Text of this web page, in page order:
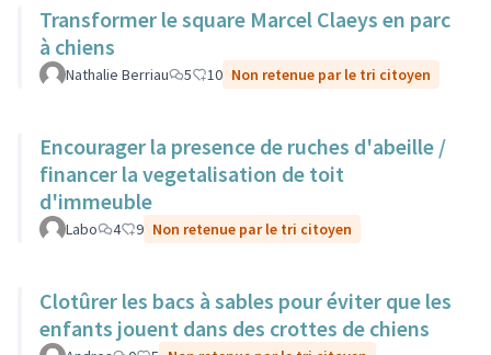
Transformer le square Marcel Claeys en parc
à chiens
Nathalie Berriau 5 10 Non retenue par le tri citoyen
Encourager la presence de ruches d'abeille /
financer la vegetalisation de toit
d'immeuble
Labo 4 9 Non retenue par le tri citoyen
Clotûrer les bacs à sables pour éviter que les
enfants jouent dans des crottes de chiens